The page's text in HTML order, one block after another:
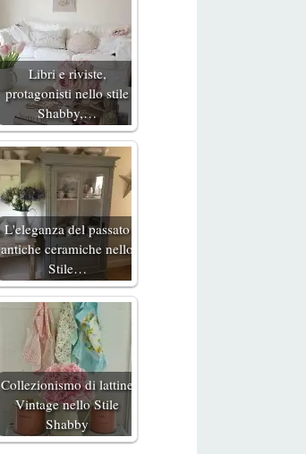
Libri e riviste,
protagonisti nello stile
Shabby,…
L'eleganza del passato
antiche ceramiche nello
Stile…
Collezionismo di lattine
Vintage nello Stile
Shabby